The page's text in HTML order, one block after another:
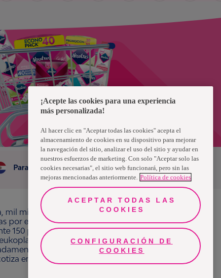
Paraguay
millones de personas, en todo el mundo,
por el bienestar en beneficio de consumidores,
150 países bajo las principales marcas
Libero, Libresse, Lotus, Modibodi,
13 mil millones de euros y empleó a
en Nasdaq Estocolmo. Más información en
¡Acepte las cookies para una experiencia
más personalizada!
Al hacer clic en "Aceptar todas las cookies" acepta el
almacenamiento de cookies en su dispositivo para mejorar
la navegación del sitio, analizar el uso del sitio y ayudar en
nuestros esfuerzos de marketing. Con solo "Aceptar solo las
cookies necesarias", el sitio web funcionará, pero sin las
mejoras mencionadas anteriormente. Política de cookies
ACEPTAR TODAS LAS
COOKIES
CONFIGURACIÓN DE
COOKIES